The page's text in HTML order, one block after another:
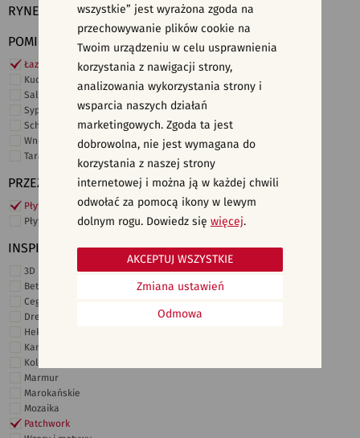
RYNEK
POMIESZCZENIE
Łazienka
Kuchnia
Salon i hol
Sypialnia
Schody
Wnętrza komercyjne
Taras i ogród
PRZEZNACZENIE
Płytki ścienne
Płytki podłogowe
INSPIRACJE
3D i struktury
Beton
Cegiełki
Drewno
Heksagonalne
Kamień
Kolor
Marmur
Marokańskie
Mozaika
Patchwork
wszystkie” jest wyrażona zgoda na
przechowywanie plików cookie na
Twoim urządzeniu w celu usprawnienia
korzystania z nawigacji strony,
analizowania wykorzystania strony i
wsparcia naszych działań
marketingowych. Zgoda ta jest
dobrowolna, nie jest wymagana do
korzystania z naszej strony
internetowej i można ją w każdej chwili
odwołać za pomocą ikony w lewym
dolnym rogu. Dowiedz się więcej.
Odmowa
Zmiana ustawień
AKCEPTUJ WSZYSTKIE